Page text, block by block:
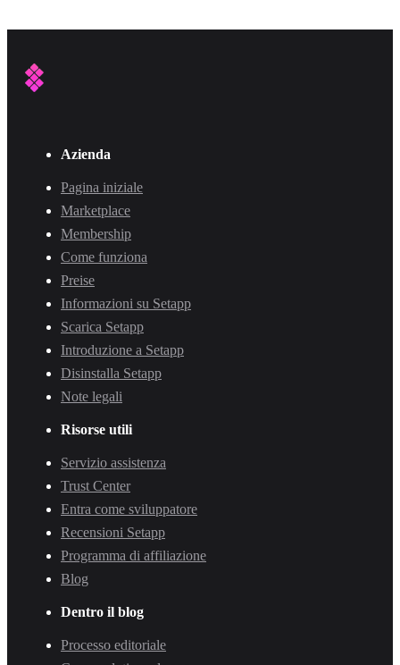
Azienda
Pagina iniziale
Marketplace
Membership
Come funziona
Preise
Informazioni su Setapp
Scarica Setapp
Introduzione a Setapp
Disinstalla Setapp
Note legali
Risorse utili
Servizio assistenza
Trust Center
Entra come sviluppatore
Recensioni Setapp
Programma di affiliazione
Blog
Dentro il blog
Processo editoriale